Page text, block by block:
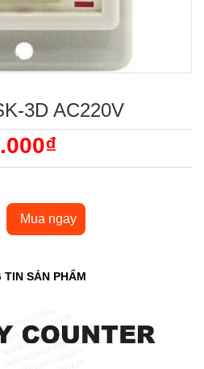
3D AC220V
Mua ngay
TIN SẢN PHẨM